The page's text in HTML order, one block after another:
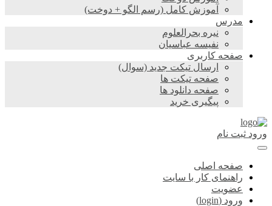
آموزش کامل (رسم الگو + دوخت)
مدرس
نیره بحرالعلوم
نفیسه عباسیان
صفحه کاربری
ارسال تیکت جدید (سوال)
صفحه تیکت ها
صفحه دانلود ها
پیگیری خرید
ورود ثبت نام
صفحه اصلی
راهنمای کار با سایت
عضویت
ورود (login)